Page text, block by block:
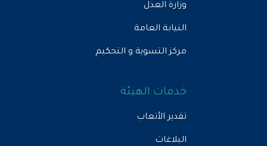
وزارة العدل
النيابة العامة
مركز التسوية و التحكيم
خدمات الهيئة
تقدير الأتعاب
البلاغات